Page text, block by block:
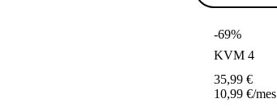
-69%
KVM 4
35,99 €
10,99 €/mes